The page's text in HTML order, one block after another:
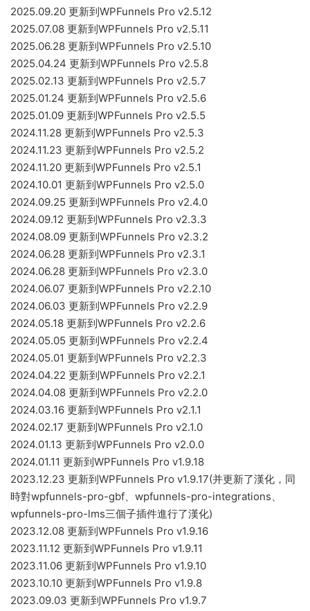
2025.09.20 更新到WPFunnels Pro v2.5.12
2025.07.08 更新到WPFunnels Pro v2.5.11
2025.06.28 更新到WPFunnels Pro v2.5.10
2025.04.24 更新到WPFunnels Pro v2.5.8
2025.02.13 更新到WPFunnels Pro v2.5.7
2025.01.24 更新到WPFunnels Pro v2.5.6
2025.01.09 更新到WPFunnels Pro v2.5.5
2024.11.28 更新到WPFunnels Pro v2.5.3
2024.11.23 更新到WPFunnels Pro v2.5.2
2024.11.20 更新到WPFunnels Pro v2.5.1
2024.10.01 更新到WPFunnels Pro v2.5.0
2024.09.25 更新到WPFunnels Pro v2.4.0
2024.09.12 更新到WPFunnels Pro v2.3.3
2024.08.09 更新到WPFunnels Pro v2.3.2
2024.06.28 更新到WPFunnels Pro v2.3.1
2024.06.28 更新到WPFunnels Pro v2.3.0
2024.06.07 更新到WPFunnels Pro v2.2.10
2024.06.03 更新到WPFunnels Pro v2.2.9
2024.05.18 更新到WPFunnels Pro v2.2.6
2024.05.05 更新到WPFunnels Pro v2.2.4
2024.05.01 更新到WPFunnels Pro v2.2.3
2024.04.22 更新到WPFunnels Pro v2.2.1
2024.04.08 更新到WPFunnels Pro v2.2.0
2024.03.16 更新到WPFunnels Pro v2.1.1
2024.02.17 更新到WPFunnels Pro v2.1.0
2024.01.13 更新到WPFunnels Pro v2.0.0
2024.01.11 更新到WPFunnels Pro v1.9.18
2023.12.23 更新到WPFunnels Pro v1.9.17(并更新了漢化，同
時對wpfunnels-pro-gbf、wpfunnels-pro-integrations、
wpfunnels-pro-lms三個子插件進行了漢化)
2023.12.08 更新到WPFunnels Pro v1.9.16
2023.11.12 更新到WPFunnels Pro v1.9.11
2023.11.06 更新到WPFunnels Pro v1.9.10
2023.10.10 更新到WPFunnels Pro v1.9.8
2023.09.03 更新到WPFunnels Pro v1.9.7